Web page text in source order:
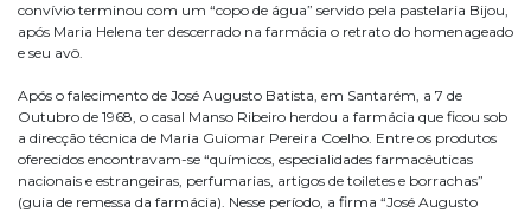
convívio terminou com um “copo de água” servido pela pastelaria Bijou,
após Maria Helena ter descerrado na farmácia o retrato do homenageado
e seu avô.
Após o falecimento de José Augusto Batista, em Santarém, a 7 de
Outubro de 1968, o casal Manso Ribeiro herdou a farmácia que ficou sob
a direcção técnica de Maria Guiomar Pereira Coelho. Entre os produtos
oferecidos encontravam-se “químicos, especialidades farmacêuticas
nacionais e estrangeiras, perfumarias, artigos de toiletes e borrachas”
(guia de remessa da farmácia). Nesse período, a firma “José Augusto